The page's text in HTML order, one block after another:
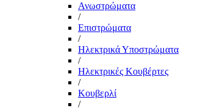
Ανωστρώματα
/
Επιστρώματα
/
Ηλεκτρικά Υποστρώματα
/
Ηλεκτρικές Κουβέρτες
/
Κουβερλί
/